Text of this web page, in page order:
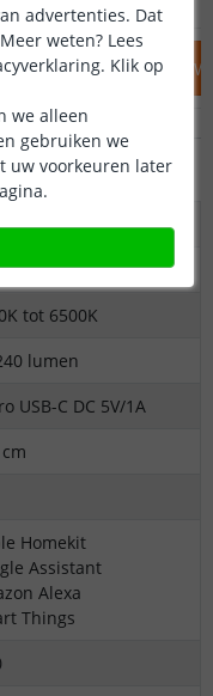
IN
warm tot koud wit
tot 6500K
lumen
USB-C DC 5V/1A
Homekit
Assistant
Alexa
Things
advertenties. Dat
Meer weten? Lees
Klik op
we alleen
gebruiken we
uw voorkeuren later